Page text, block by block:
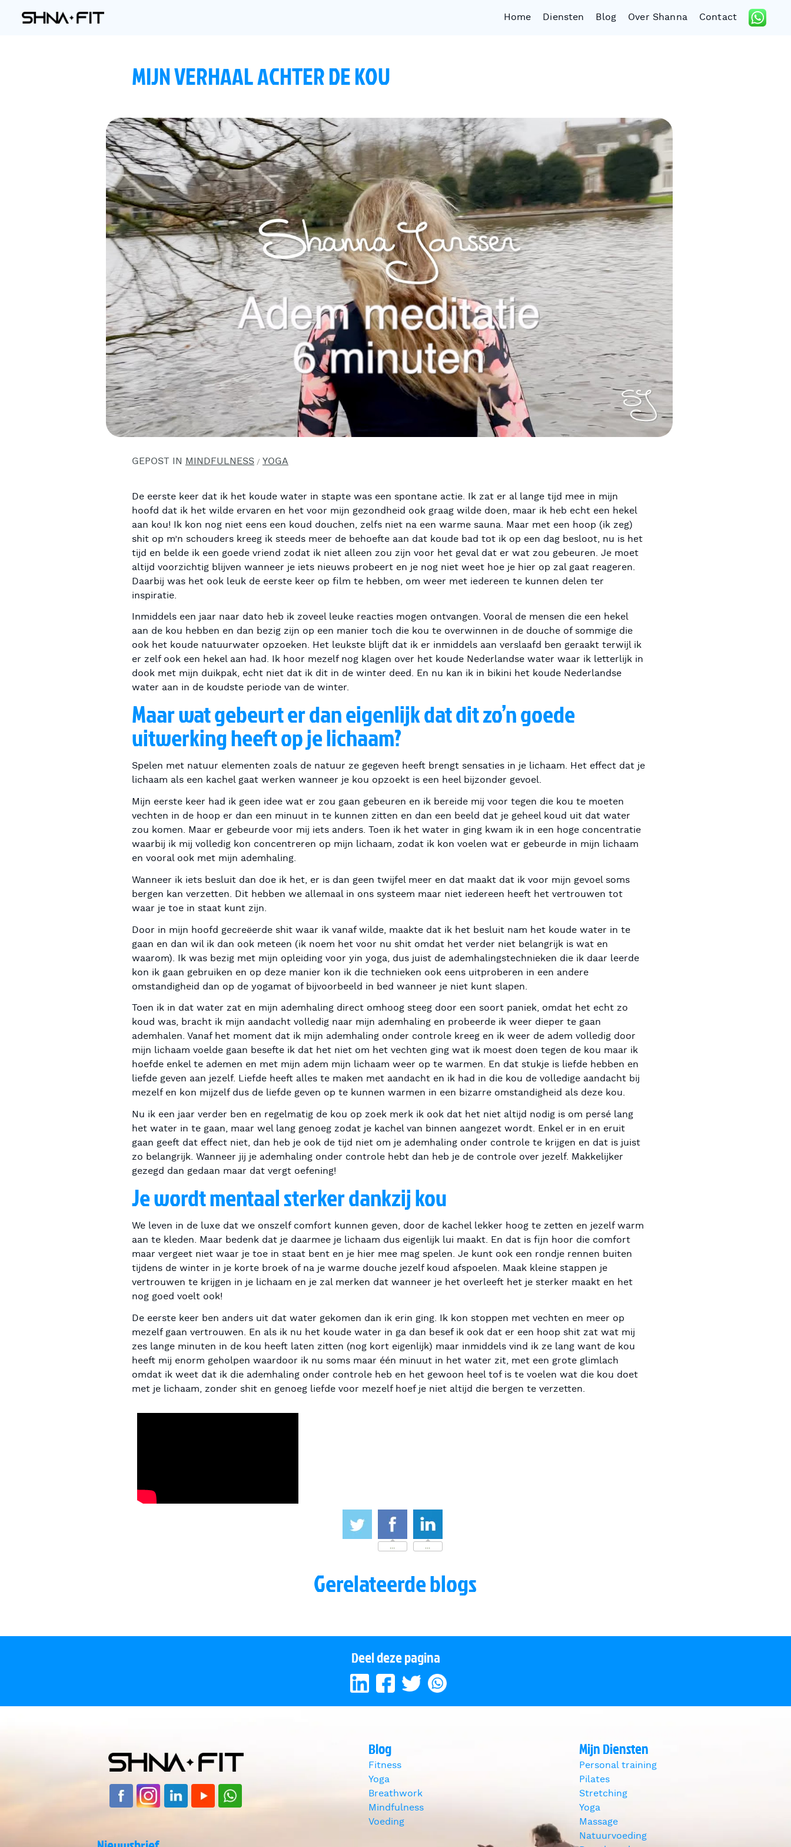
Home Diensten Blog Over Shanna Contact
MIJN VERHAAL ACHTER DE KOU
GEPOST IN MINDFULNESS / YOGA
De eerste keer dat ik het koude water in stapte was een spontane actie. Ik zat er al lange tijd mee in mijn
hoofd dat ik het wilde ervaren en het voor mijn gezondheid ook graag wilde doen, maar ik heb echt een hekel
aan kou! Ik kon nog niet eens een koud douchen, zelfs niet na een warme sauna. Maar met een hoop (ik zeg)
shit op m’n schouders kreeg ik steeds meer de behoefte aan dat koude bad tot ik op een dag besloot, nu is het
tijd en belde ik een goede vriend zodat ik niet alleen zou zijn voor het geval dat er wat zou gebeuren. Je moet
altijd voorzichtig blijven wanneer je iets nieuws probeert en je nog niet weet hoe je hier op zal gaat reageren.
Daarbij was het ook leuk de eerste keer op film te hebben, om weer met iedereen te kunnen delen ter
inspiratie.
Inmiddels een jaar naar dato heb ik zoveel leuke reacties mogen ontvangen. Vooral de mensen die een hekel
aan de kou hebben en dan bezig zijn op een manier toch die kou te overwinnen in de douche of sommige die
ook het koude natuurwater opzoeken. Het leukste blijft dat ik er inmiddels aan verslaafd ben geraakt terwijl ik
er zelf ook een hekel aan had. Ik hoor mezelf nog klagen over het koude Nederlandse water waar ik letterlijk in
dook met mijn duikpak, echt niet dat ik dit in de winter deed. En nu kan ik in bikini het koude Nederlandse
water aan in de koudste periode van de winter.
Maar wat gebeurt er dan eigenlijk dat dit zo’n goede
uitwerking heeft op je lichaam?
Spelen met natuur elementen zoals de natuur ze gegeven heeft brengt sensaties in je lichaam. Het effect dat je
lichaam als een kachel gaat werken wanneer je kou opzoekt is een heel bijzonder gevoel.
Mijn eerste keer had ik geen idee wat er zou gaan gebeuren en ik bereide mij voor tegen die kou te moeten
vechten in de hoop er dan een minuut in te kunnen zitten en dan een beeld dat je geheel koud uit dat water
zou komen. Maar er gebeurde voor mij iets anders. Toen ik het water in ging kwam ik in een hoge concentratie
waarbij ik mij volledig kon concentreren op mijn lichaam, zodat ik kon voelen wat er gebeurde in mijn lichaam
en vooral ook met mijn ademhaling.
Wanneer ik iets besluit dan doe ik het, er is dan geen twijfel meer en dat maakt dat ik voor mijn gevoel soms
bergen kan verzetten. Dit hebben we allemaal in ons systeem maar niet iedereen heeft het vertrouwen tot
waar je toe in staat kunt zijn.
Door in mijn hoofd gecreëerde shit waar ik vanaf wilde, maakte dat ik het besluit nam het koude water in te
gaan en dan wil ik dan ook meteen (ik noem het voor nu shit omdat het verder niet belangrijk is wat en
waarom). Ik was bezig met mijn opleiding voor yin yoga, dus juist de ademhalingstechnieken die ik daar leerde
kon ik gaan gebruiken en op deze manier kon ik die technieken ook eens uitproberen in een andere
omstandigheid dan op de yogamat of bijvoorbeeld in bed wanneer je niet kunt slapen.
Toen ik in dat water zat en mijn ademhaling direct omhoog steeg door een soort paniek, omdat het echt zo
koud was, bracht ik mijn aandacht volledig naar mijn ademhaling en probeerde ik weer dieper te gaan
ademhalen. Vanaf het moment dat ik mijn ademhaling onder controle kreeg en ik weer de adem volledig door
mijn lichaam voelde gaan besefte ik dat het niet om het vechten ging wat ik moest doen tegen de kou maar ik
hoefde enkel te ademen en met mijn adem mijn lichaam weer op te warmen. En dat stukje is liefde hebben en
liefde geven aan jezelf. Liefde heeft alles te maken met aandacht en ik had in die kou de volledige aandacht bij
mezelf en kon mijzelf dus de liefde geven op te kunnen warmen in een bizarre omstandigheid als deze kou.
Nu ik een jaar verder ben en regelmatig de kou op zoek merk ik ook dat het niet altijd nodig is om persé lang
het water in te gaan, maar wel lang genoeg zodat je kachel van binnen aangezet wordt. Enkel er in en eruit
gaan geeft dat effect niet, dan heb je ook de tijd niet om je ademhaling onder controle te krijgen en dat is juist
zo belangrijk. Wanneer jij je ademhaling onder controle hebt dan heb je de controle over jezelf. Makkelijker
gezegd dan gedaan maar dat vergt oefening!
Je wordt mentaal sterker dankzij kou
We leven in de luxe dat we onszelf comfort kunnen geven, door de kachel lekker hoog te zetten en jezelf warm
aan te kleden. Maar bedenk dat je daarmee je lichaam dus eigenlijk lui maakt. En dat is fijn hoor die comfort
maar vergeet niet waar je toe in staat bent en je hier mee mag spelen. Je kunt ook een rondje rennen buiten
tijdens de winter in je korte broek of na je warme douche jezelf koud afspoelen. Maak kleine stappen je
vertrouwen te krijgen in je lichaam en je zal merken dat wanneer je het overleeft het je sterker maakt en het
nog goed voelt ook!
De eerste keer ben anders uit dat water gekomen dan ik erin ging. Ik kon stoppen met vechten en meer op
mezelf gaan vertrouwen. En als ik nu het koude water in ga dan besef ik ook dat er een hoop shit zat wat mij
zes lange minuten in de kou heeft laten zitten (nog kort eigenlijk) maar inmiddels vind ik ze lang want de kou
heeft mij enorm geholpen waardoor ik nu soms maar één minuut in het water zit, met een grote glimlach
omdat ik weet dat ik die ademhaling onder controle heb en het gewoon heel tof is te voelen wat die kou doet
met je lichaam, zonder shit en genoeg liefde voor mezelf hoef je niet altijd die bergen te verzetten.
... ...
Gerelateerde blogs
Controle over je ademhaling is de
Deel deze pagina
Blog
Fitness
Yoga
Breathwork
Mindfulness
Voeding
Mijn Diensten
Personal training
Pilates
Stretching
Yoga
Massage
Natuurvoeding